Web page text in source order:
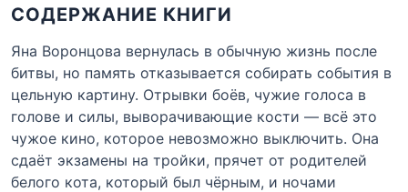
СОДЕРЖАНИЕ КНИГИ
Яна Воронцова вернулась в обычную жизнь после
битвы, но память отказывается собирать события в
цельную картину. Отрывки боёв, чужие голоса в
голове и силы, выворачивающие кости — всё это
чужое кино, которое невозможно выключить. Она
сдаёт экзамены на тройки, прячет от родителей
белого кота, который был чёрным, и ночами